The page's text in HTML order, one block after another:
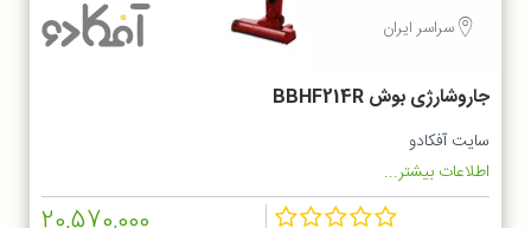
سراسر ایران
جاروشارژی بوش BBHF214R
سایت آفکادو
اطلاعات بیشتر...